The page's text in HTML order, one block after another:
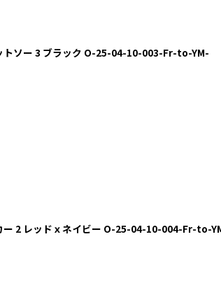
ソー 3 ブラック O-25-04-10-003-Fr-to-YM-
2 レッドｘネイビー O-25-04-10-004-Fr-to-